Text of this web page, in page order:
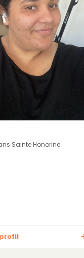
Sainte Honorine